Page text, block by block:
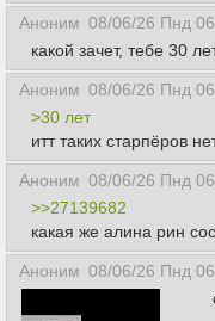
Аноним 08/06/26 Пнд
какой зачет, тебе 30
Аноним 08/06/26 Пнд
>30 лет
итт таких старпёров
Аноним 08/06/26 Пнд
>>27139682
какая же алина рин
Аноним 08/06/26 Пнд